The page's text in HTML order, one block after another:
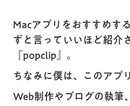
Macアプリをおすすめす
ずと言っていいほど紹介
『popclip』。
ちなみに僕は、このアプ
Web制作やブログの執筆